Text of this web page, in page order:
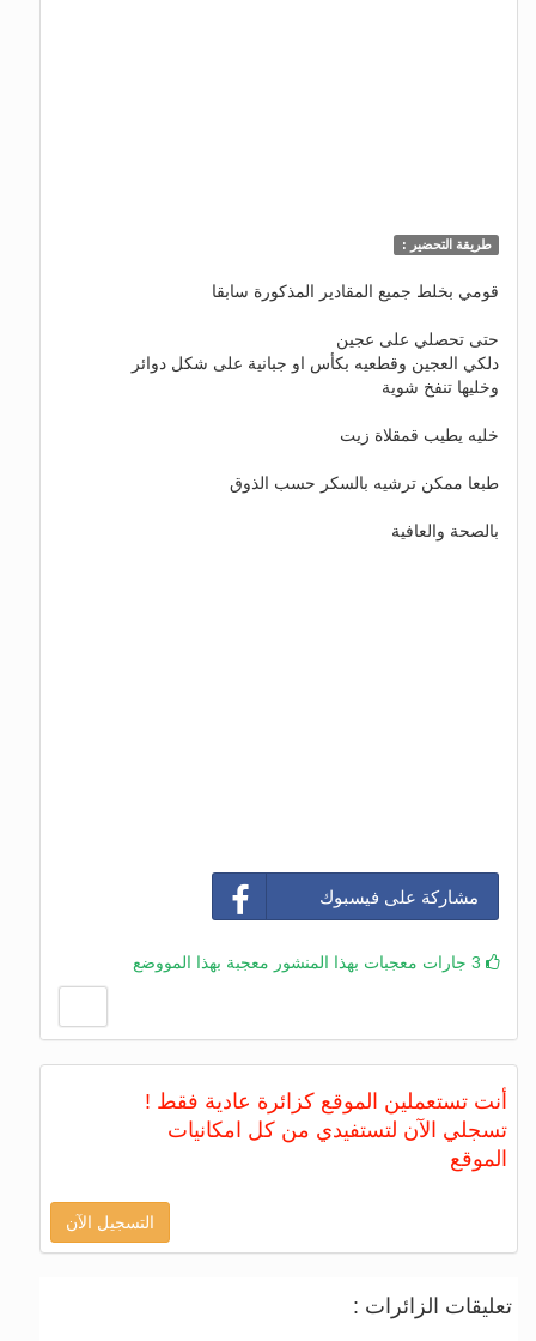
طريقة التحضير :
قومي بخلط جميع المقادير المذكورة سابقا
حتى تحصلي على عجين
دلكي العجين وقطعيه بكأس او جبانية على شكل دوائر
وخليها تنفخ شوية
خليه يطيب قمقلاة زيت
طبعا ممكن ترشيه بالسكر حسب الذوق
بالصحة والعافية
مشاركة على فيسبوك
أنت تستعملين الموقع كزائرة عادية فقط !
تسجلي الآن لتستفيدي من كل امكانيات
الموقع
التسجيل الآن
تعليقات الزائرات :